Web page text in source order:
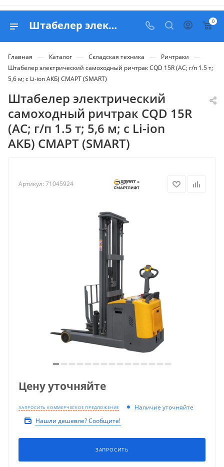
Штабелер электрический самоходный ричтрак CQD 15R (AC; г/п 1.5 т; 5,6 м; c Li-ion АКБ) СМАРТ (SMART) - купить в Belapex 0
Главная — Каталог — Складская техника — Ричтраки —
Штабелер электрический самоходный ричтрак CQD 15R (AC; г/п 1.5 т;
5,6 м; c Li-ion АКБ) СМАРТ (SMART)
Штабелер электрический
самоходный ричтрак CQD 15R
(AC; г/п 1.5 т; 5,6 м; c Li-ion
АКБ) СМАРТ (SMART)
Артикул: 71045924
Цену уточняйте
ЗАПРОСИТЬ КОММЕРЧЕСКОЕ ПРЕДЛОЖЕНИЕ
Наличие уточняйте
Нашли дешевле? Сообщите!
ЗАПРОСИТЬ